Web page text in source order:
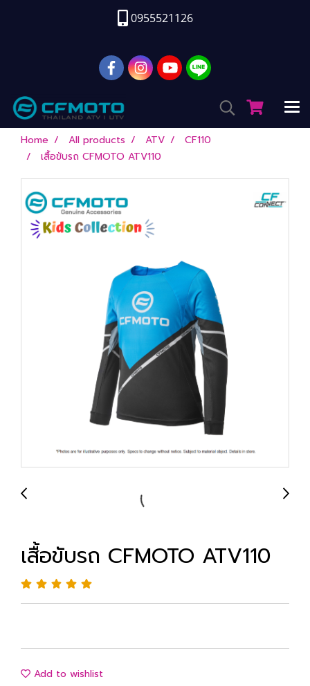
0955521126
Home All products ATV
CF110
เสื้อขับรถ CFMOTO ATV110
เสื้อขับรถ CFMOTO ATV110
Add to wishlist